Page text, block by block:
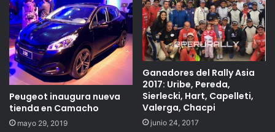
Peugeot inaugura nueva
tienda en Camacho
mayo 29, 2019
Ganadores del Rally Asia
2017: Uribe, Pereda,
Sierlecki, Hart, Capelleti,
Valerga, Chacpi
junio 24, 2017